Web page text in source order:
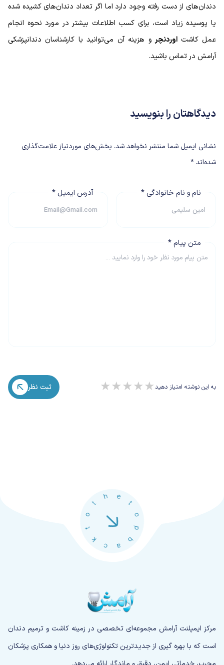
دندان‌های از دست رفته وجود دارد اما اگر تعداد دندان‌های کشیده شده
یا پوسیده زیاد است، برای کسب اطلاعات بیشتر در مورد نحوه انجام
عمل کاشت اوردنچرو هزینه آن می‌توانید با کارشناسان دندانپزشکی
آرامش در تماس باشید.
دیدگاهتان را بنویسید
نشانی ایمیل شما منتشر نخواهد شد. بخش‌های موردنیاز علامت‌گذاری
شده‌اند*
نام و نام خانوادگی * آدرس ایمیل*
متن پیام*
ثبت نظر به این نوشته امتیاز دهید★
★
★
★
★
مرکز ایمپلنت آرامش مجموعه‌ای تخصصی در زمینه کاشت و ترمیم دندان
است که با بهره گیری از جدیدترین تکنولوژی‌های روز دنیا و همکاری پزشکان